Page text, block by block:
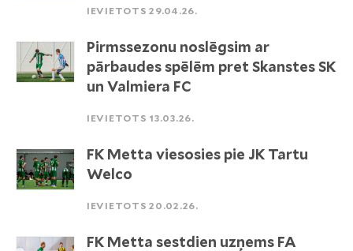
IEVIETOTS 29.04.26.
Pirmssezonu noslēgsim ar
pārbaudes spēlēm pret Skanstes SK
un Valmiera FC
IEVIETOTS 13.03.26.
FK Metta viesosies pie JK Tartu
Welco
IEVIETOTS 20.02.26.
FK Metta sestdien uzņems FA